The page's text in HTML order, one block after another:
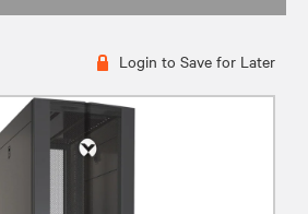
Login to Save for Later